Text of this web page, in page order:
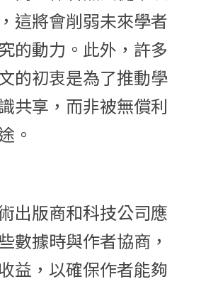
這將會削弱未來學者
的動力。此外，許多
的初衷是為了推動學
共享，而非被無償利
。
出版商和科技公司應
數據時與作者協商，
益，以確保作者能夠